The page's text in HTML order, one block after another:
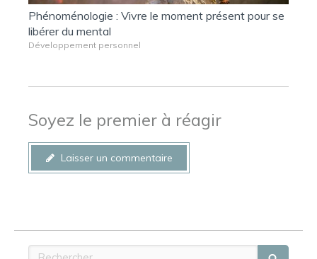
Phénoménologie : Vivre le moment présent pour se
libérer du mental
Développement personnel
Soyez le premier à réagir
Laisser un commentaire
Rechercher